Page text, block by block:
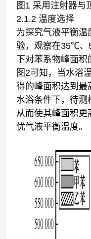
图1 采用注射器与
2.1.2 温度选择
为探究气液平衡温
验，观察在35℃
下对苯系物峰面
图2可知，当水浴
得的峰面积达到最
水浴条件下，待测
从而使其峰面积
优气液平衡温度。